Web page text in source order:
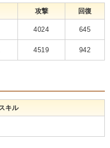
攻撃 回復
4024 645
4519 942
キル